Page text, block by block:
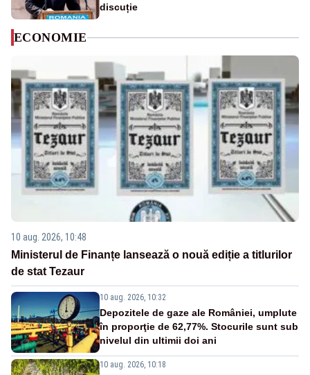
discuție
ECONOMIE
10 aug. 2026, 10:48
Ministerul de Finanțe lansează o nouă ediție a titlurilor
de stat Tezaur
10 aug. 2026, 10:32
Depozitele de gaze ale României, umplute
în proporţie de 62,77%. Stocurile sunt sub
nivelul din ultimii doi ani
10 aug. 2026, 10:18